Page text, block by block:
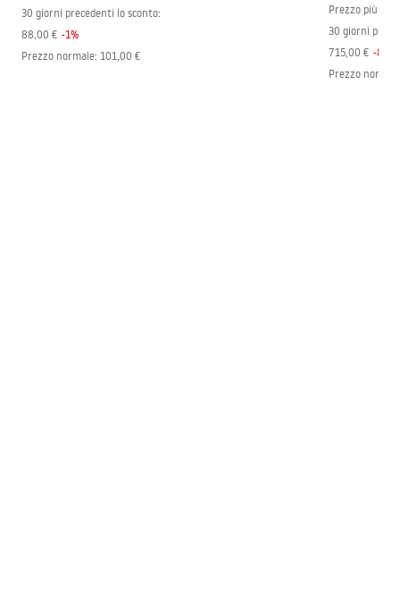
30 giorni precedenti lo sconto:
88,00 € -1%
Prezzo normale: 101,00 €
Prezzo più
30 giorni
715,00 € -8
Prezzo